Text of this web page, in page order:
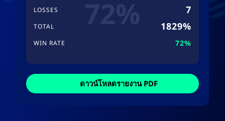
LOSSES 7
TOTAL 1829%
WIN RATE 72%
ดาวน์โหลดรายงาน PDF